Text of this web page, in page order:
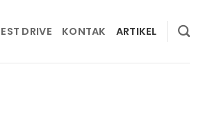
DRIVE KONTAK ARTIKEL